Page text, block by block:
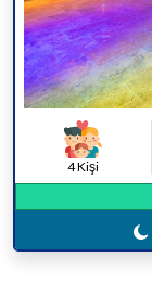
4 Kişi